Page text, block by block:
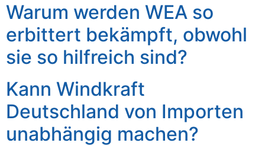
Warum werden WEA so
erbittert bekämpft, obwohl
sie so hilfreich sind?
Kann Windkraft
Deutschland von Importen
unabhängig machen?